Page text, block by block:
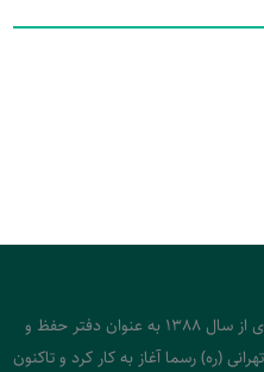
موسسه پژوهشی فرهنگی مصابیح الهدی از سال 1388 به عنوان دفتر حفظ و
(ره) رسما آغاز به کار کرد و تاکنون